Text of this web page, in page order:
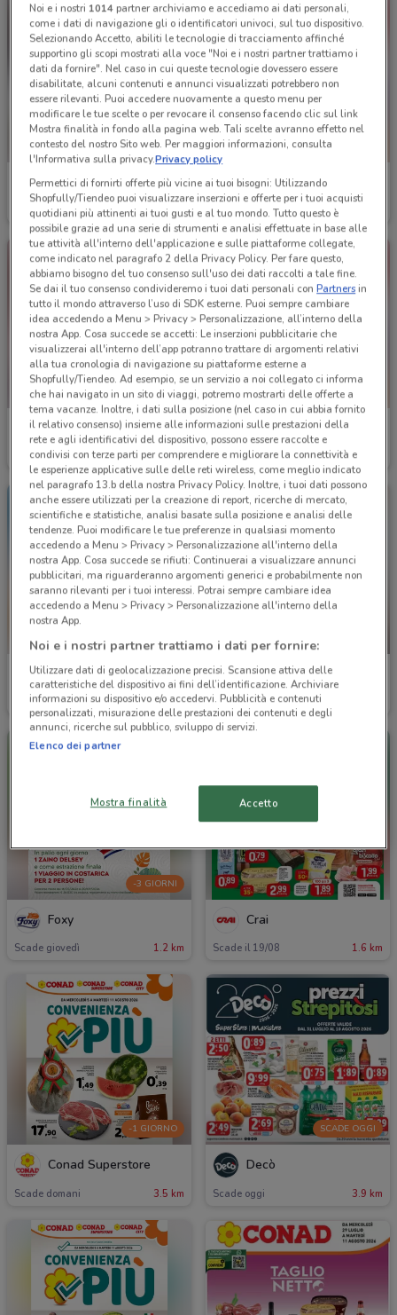
Conad Superstore
Scade il 31/08 3.5 km
Conad Superstore
Scade il 30/09
Spazio Conad
Scade il 30/09 21.8 km
Conad
Scade il 30/09 1.2 km
Ferrarelle
Scade domenica 1.2 km
Conad
Scade domani
-3 GIORNI
Foxy
Scade giovedì 1.2 km
Crai
Scade il 19/08 1.6 km
-1 GIORNO
Conad Superstore
Scade domani 3.5 km
SCADE OGGI
Decò
Scade oggi 3.9 km
Noi e i nostri 1014partner archiviamo e accediamo ai dati personali,
come i dati di navigazione gli o identificatori univoci, sul tuo dispositivo.
Selezionando Accetto, abiliti le tecnologie di tracciamento affinché
supportino gli scopi mostrati alla voce "Noi e i nostri partner trattiamo i
dati da fornire". Nel caso in cui queste tecnologie dovessero essere
disabilitate, alcuni contenuti e annunci visualizzati potrebbero non
essere rilevanti. Puoi accedere nuovamente a questo menu per
modificare le tue scelte o per revocare il consenso facendo clic sul link
Mostra finalità in fondo alla pagina web. Tali scelte avranno effetto nel
contesto del nostro Sito web. Per maggiori informazioni, consulta
l'Informativa sulla privacy.Privacy policy
Permettici di fornirti offerte più vicine ai tuoi bisogni: Utilizzando
Shopfully/Tiendeo puoi visualizzare inserzioni e offerte per i tuoi acquisti
quotidiani più attinenti ai tuoi gusti e al tuo mondo. Tutto questo è
possibile grazie ad una serie di strumenti e analisi effettuate in base alle
tue attività all'interno dell'applicazione e sulle piattaforme collegate,
come indicato nel paragrafo 2 della Privacy Policy. Per fare questo,
abbiamo bisogno del tuo consenso sull'uso dei dati raccolti a tale fine.
Se dai il tuo consenso condivideremo i tuoi dati personali conPartnersin
tutto il mondo attraverso l’uso di SDK esterne. Puoi sempre cambiare
idea accedendo a Menu > Privacy > Personalizzazione, all’interno della
nostra App. Cosa succede se accetti: Le inserzioni pubblicitarie che
visualizzerai all'interno dell’app potranno trattare di argomenti relativi
alla tua cronologia di navigazione su piattaforme esterne a
Shopfully/Tiendeo. Ad esempio, se un servizio a noi collegato ci informa
che hai navigato in un sito di viaggi, potremo mostrarti delle offerte a
tema vacanze. Inoltre, i dati sulla posizione (nel caso in cui abbia fornito
il relativo consenso) insieme alle informazioni sulle prestazioni della
rete e agli identificativi del dispositivo, possono essere raccolte e
condivisi con terze parti per comprendere e migliorare la connettività e
le esperienze applicative sulle delle reti wireless, come meglio indicato
nel paragrafo 13.b della nostra Privacy Policy. Inoltre, i tuoi dati possono
anche essere utilizzati per la creazione di report, ricerche di mercato,
scientifiche e statistiche, analisi basate sulla posizione e analisi delle
tendenze. Puoi modificare le tue preferenze in qualsiasi momento
accedendo a Menu > Privacy > Personalizzazione all'interno della
nostra App. Cosa succede se rifiuti: Continuerai a visualizzare annunci
pubblicitari, ma riguarderanno argomenti generici e probabilmente non
saranno rilevanti per i tuoi interessi. Potrai sempre cambiare idea
accedendo a Menu > Privacy > Personalizzazione all'interno della
nostra App.
Noi e i nostri partner trattiamo i dati per fornire:
Utilizzare dati di geolocalizzazione precisi. Scansione attiva delle
caratteristiche del dispositivo ai fini dell’identificazione. Archiviare
informazioni su dispositivo e/o accedervi. Pubblicità e contenuti
personalizzati, misurazione delle prestazioni dei contenuti e degli
annunci, ricerche sul pubblico, sviluppo di servizi.
Elenco dei partner
Mostra finalità Accetto